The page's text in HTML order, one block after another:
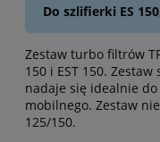
Do szlifierki ES
Zestaw turbo filtrów
150 i EST 150.
nadaje się idealnie do
mobilnego. Zestaw
125/150.